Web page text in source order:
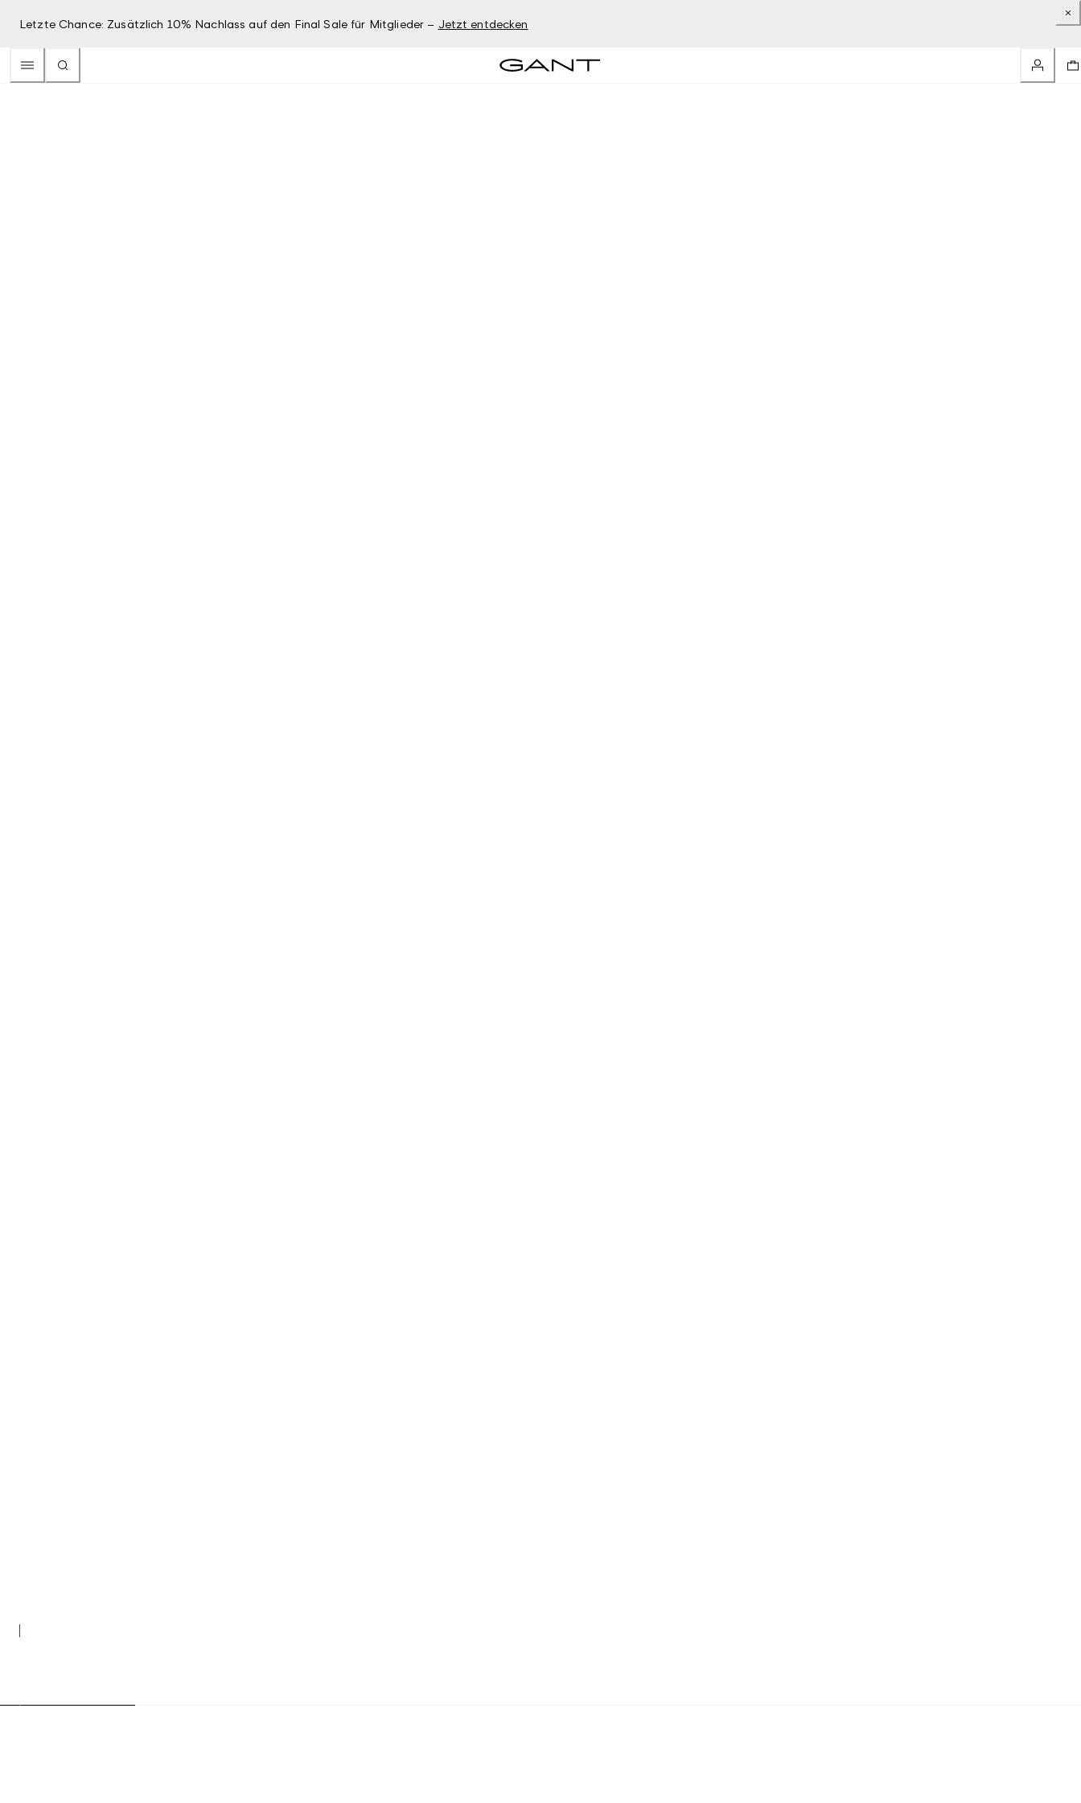
Letzte Chance: Zusätzlich 10% Nachlass auf den Final Sale für Mitglieder – Jetzt entdecken